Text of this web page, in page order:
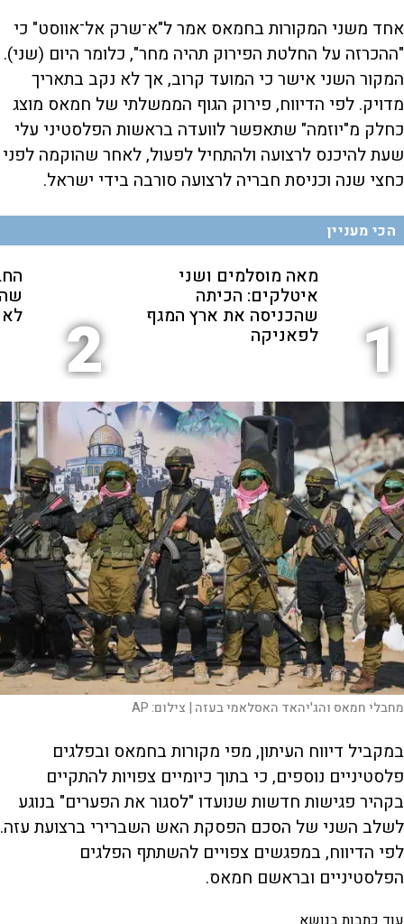
אחד משני המקורות בחמאס אמר ל"א־שרק אל־אווסט" כי
"ההכרזה על החלטת הפירוק תהיה מחר", כלומר היום (שני).
המקור השני אישר כי המועד קרוב, אך לא נקב בתאריך
מדויק. לפי הדיווח, פירוק הגוף הממשלתי של חמאס מוצג
כחלק מ"יוזמה" שתאפשר לוועדה בראשות הפלסטיני עלי
שעת להיכנס לרצועה ולהתחיל לפעול, לאחר שהוקמה לפני
כחצי שנה וכניסת חבריה לרצועה סורבה בידי ישראל.
הכי מעניין
1
מאה מוסלמים ושני
איטלקים: הכיתה
שהכניסה את ארץ המגף
לפאניקה 2
מחבלי חמאס והג'יהאד האסלאמי בעזה | צילום:AP
במקביל דיווח העיתון, מפי מקורות בחמאס ובפלגים
פלסטיניים נוספים, כי בתוך כיומיים צפויות להתקיים
בקהיר פגישות חדשות שנועדו "לסגור את הפערים" בנוגע
לשלב השני של הסכם הפסקת האש השברירי ברצועת עזה.
לפי הדיווח, במפגשים צפויים להשתתף הפלגים
הפלסטיניים ובראשם חמאס.